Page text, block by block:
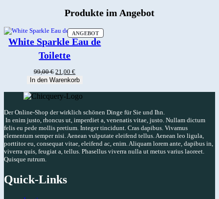
Produkte im Angebot
ANGEBOTPRODUKT
IM
ANGEBOT
White Sparkle Eau de
Toilette
99,00€Ursprünglicher
Preis
99,00 €
21,00€Aktueller
Preis
21,00 €.
In den Warenkorb
Der Online-Shop der wirklich schönen Dinge für Sie und Ihn.
In enim justo, rhoncus ut, imperdiet a, venenatis vitae, justo. Nullam dictum
felis eu pede mollis pretium. Integer tincidunt. Cras dapibus. Vivamus
elementum semper nisi. Aenean vulputate eleifend tellus. Aenean leo ligula,
porttitor eu, consequat vitae, eleifend ac, enim. Aliquam lorem ante, dapibus in,
viverra quis, feugiat a, tellus. Phasellus viverra nulla ut metus varius laoreet.
Quisque rutrum.
Quick-Links